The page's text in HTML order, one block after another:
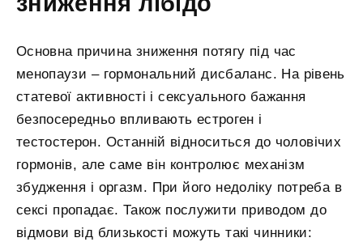
Основна причина зниження потягу під час
менопаузи – гормональний дисбаланс. На рівень
статевої активності і сексуального бажання
безпосередньо впливають естроген і
тестостерон. Останній відноситься до чоловічих
гормонів, але саме він контролює механізм
збудження і оргазм. При його недоліку потреба в
сексі пропадає. Також послужити приводом до
відмови від близькості можуть такі чинники: